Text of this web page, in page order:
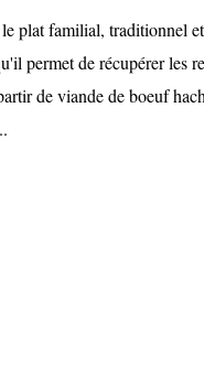
plat familial, traditionnel
permet de récupérer les
de viande de boeuf